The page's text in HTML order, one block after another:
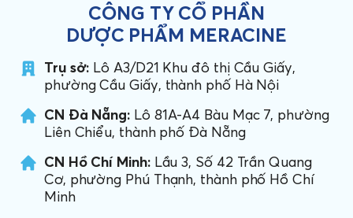
CÔNG TY CỔ PHẦN
DƯỢC PHẨM MERACINE
Trụ sở: Lô A3/D21 Khu đô thị Cầu Giấy,
phường Cầu Giấy, thành phố Hà Nội
CN Đà Nẵng: Lô 81A-A4 Bàu Mạc 7, phường
Liên Chiểu, thành phố Đà Nẵng
CN Hồ Chí Minh:Lầu 3, Số 42 Trần Quang
Cơ, phường Phú Thạnh, thành phố Hồ Chí
Minh